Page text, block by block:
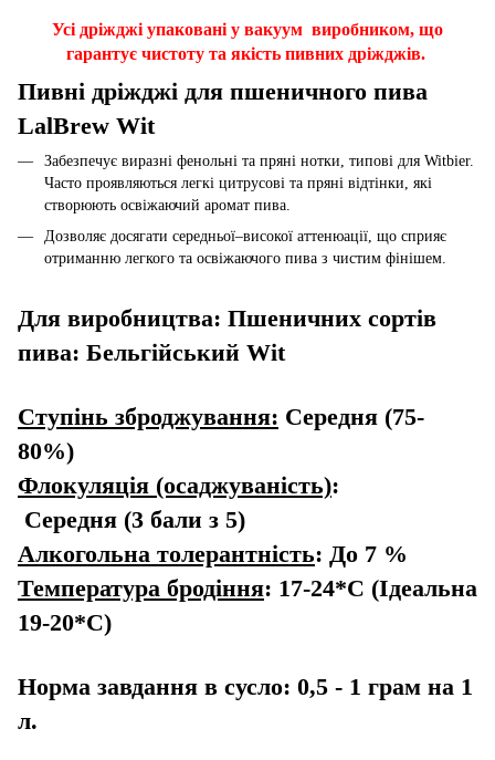
Усі дріжджі упаковані у вакуум виробником, що
гарантує чистоту та якість пивних дріжджів.
Пивні дріжджі для пшеничного пива
LalBrew Wit
Забезпечує виразні фенольні та пряні нотки, типові для Witbier.
Часто проявляються легкі цитрусові та пряні відтінки, які
створюють освіжаючий аромат пива.
Дозволяє досягати середньої–високої аттенюації, що сприяє
отриманню легкого та освіжаючого пива з чистим фінішем.
Для виробництва: Пшеничних сортів
пива: Бельгійський Wit
Ступінь зброджування: Середня (75-
80%)
Флокуляція (осаджуваність):
Середня (3 бали з 5)
Алкогольна толерантність: До 7 %
Температура бродіння: 17-24*С (Ідеальна
19-20*С)
Норма завдання в сусло: 0,5 - 1 грам на 1
л.